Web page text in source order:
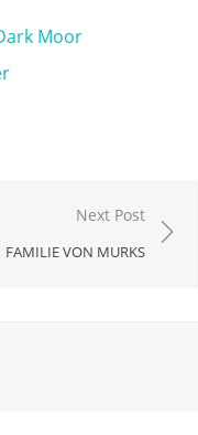
Moor
Next Post
FAMILIE VON MURKS